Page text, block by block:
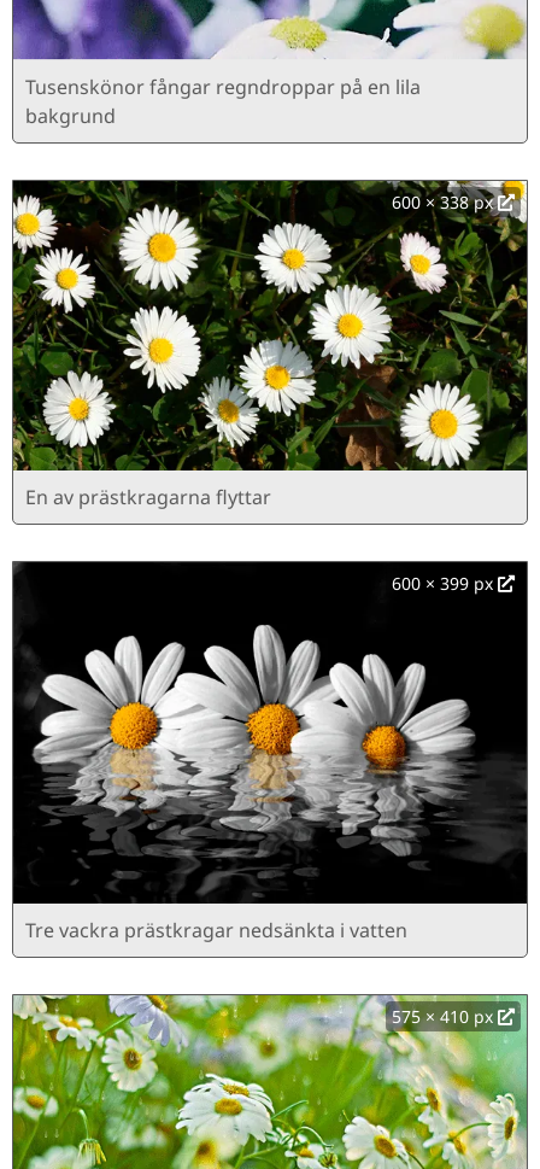
Tusenskönor fångar regndroppar på en lila
bakgrund
600 × 338 px
En av prästkragarna flyttar
600 × 399 px
Tre vackra prästkragar nedsänkta i vatten
575 × 410 px